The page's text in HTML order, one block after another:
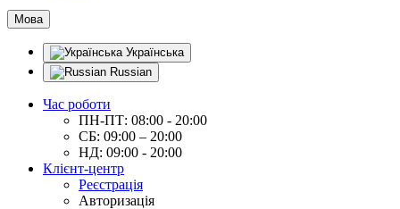
Мова
Українська
Russian
Час роботи
ПН-ПТ: 08:00 - 20:00
СБ: 09:00 – 20:00
НД: 09:00 - 20:00
Клієнт-центр
Реєстрація
Авторизація